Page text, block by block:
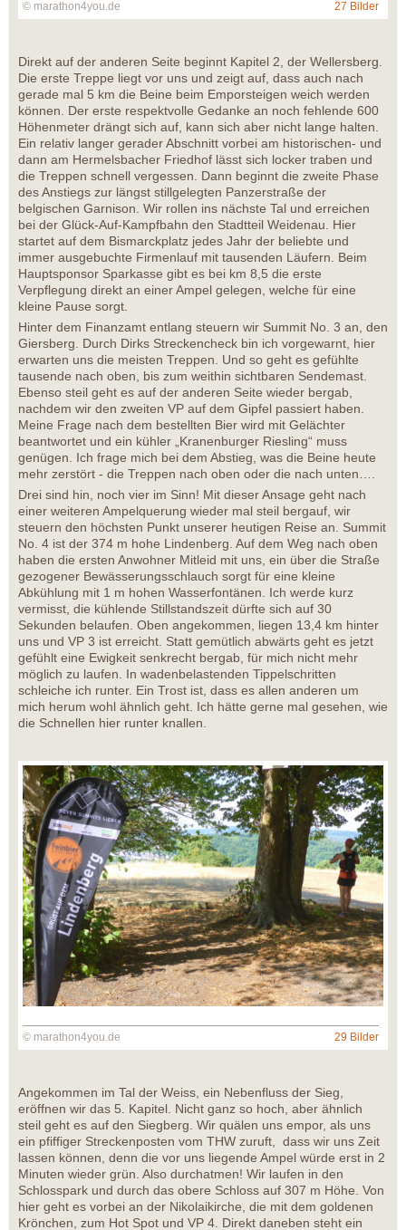
© marathon4you.de 27 Bilder
Direkt auf der anderen Seite beginnt Kapitel 2, der Wellersberg.
Die erste Treppe liegt vor uns und zeigt auf, dass auch nach
gerade mal 5 km die Beine beim Emporsteigen weich werden
können. Der erste respektvolle Gedanke an noch fehlende 600
Höhenmeter drängt sich auf, kann sich aber nicht lange halten.
Ein relativ langer gerader Abschnitt vorbei am historischen- und
dann am Hermelsbacher Friedhof lässt sich locker traben und
die Treppen schnell vergessen. Dann beginnt die zweite Phase
des Anstiegs zur längst stillgelegten Panzerstraße der
belgischen Garnison. Wir rollen ins nächste Tal und erreichen
bei der Glück-Auf-Kampfbahn den Stadtteil Weidenau. Hier
startet auf dem Bismarckplatz jedes Jahr der beliebte und
immer ausgebuchte Firmenlauf mit tausenden Läufern. Beim
Hauptsponsor Sparkasse gibt es bei km 8,5 die erste
Verpflegung direkt an einer Ampel gelegen, welche für eine
kleine Pause sorgt.
Hinter dem Finanzamt entlang steuern wir Summit No. 3 an, den
Giersberg. Durch Dirks Streckencheck bin ich vorgewarnt, hier
erwarten uns die meisten Treppen. Und so geht es gefühlte
tausende nach oben, bis zum weithin sichtbaren Sendemast.
Ebenso steil geht es auf der anderen Seite wieder bergab,
nachdem wir den zweiten VP auf dem Gipfel passiert haben.
Meine Frage nach dem bestellten Bier wird mit Gelächter
beantwortet und ein kühler „Kranenburger Riesling“ muss
genügen. Ich frage mich bei dem Abstieg, was die Beine heute
mehr zerstört - die Treppen nach oben oder die nach unten….
Drei sind hin, noch vier im Sinn! Mit dieser Ansage geht nach
einer weiteren Ampelquerung wieder mal steil bergauf, wir
steuern den höchsten Punkt unserer heutigen Reise an. Summit
No. 4 ist der 374 m hohe Lindenberg. Auf dem Weg nach oben
haben die ersten Anwohner Mitleid mit uns, ein über die Straße
gezogener Bewässerungsschlauch sorgt für eine kleine
Abkühlung mit 1 m hohen Wasserfontänen. Ich werde kurz
vermisst, die kühlende Stillstandszeit dürfte sich auf 30
Sekunden belaufen. Oben angekommen, liegen 13,4 km hinter
uns und VP 3 ist erreicht. Statt gemütlich abwärts geht es jetzt
gefühlt eine Ewigkeit senkrecht bergab, für mich nicht mehr
möglich zu laufen. In wadenbelastenden Tippelschritten
schleiche ich runter. Ein Trost ist, dass es allen anderen um
mich herum wohl ähnlich geht. Ich hätte gerne mal gesehen, wie
die Schnellen hier runter knallen.
© marathon4you.de 29 Bilder
Angekommen im Tal der Weiss, ein Nebenfluss der Sieg,
eröffnen wir das 5. Kapitel. Nicht ganz so hoch, aber ähnlich
steil geht es auf den Siegberg. Wir quälen uns empor, als uns
ein pfiffiger Streckenposten vom THW zuruft, dass wir uns Zeit
lassen können, denn die vor uns liegende Ampel würde erst in 2
Minuten wieder grün. Also durchatmen! Wir laufen in den
Schlosspark und durch das obere Schloss auf 307 m Höhe. Von
hier geht es vorbei an der Nikolaikirche, die mit dem goldenen
Krönchen, zum Hot Spot und VP 4. Direkt daneben steht ein